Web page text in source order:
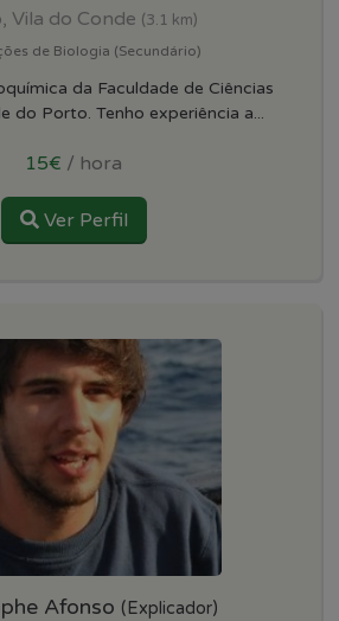
Vila do Conde (3.1 km)
de Biologia (Secundário)
da Faculdade de Ciências
do Porto. Tenho experiência a...
15€ / hora
Ver Perfil
Afonso (Explicador)